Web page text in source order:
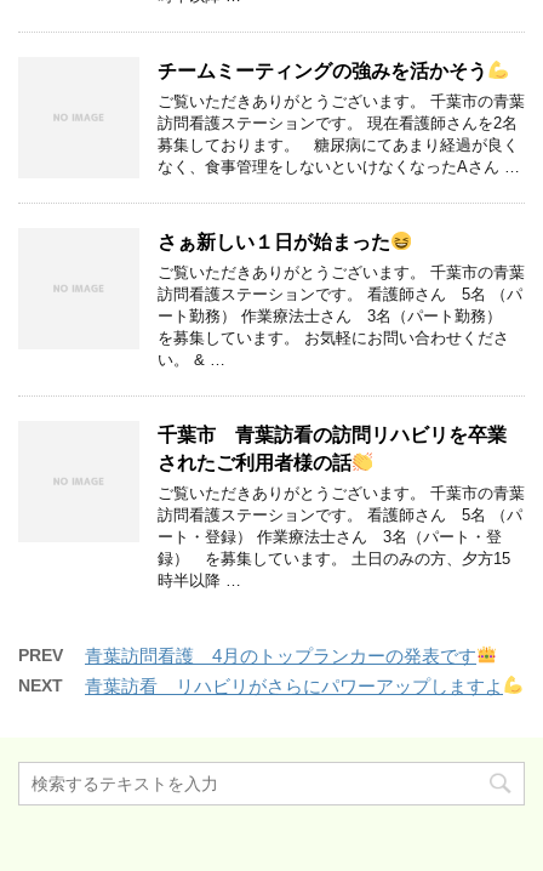
チームミーティングの強みを活かそう
ご覧いただきありがとうございます。 千葉市の青葉
訪問看護ステーションです。 現在看護師さんを2名
募集しております。 糖尿病にてあまり経過が良く
なく、食事管理をしないといけなくなったAさん …
さぁ新しい１日が始まった
ご覧いただきありがとうございます。 千葉市の青葉
訪問看護ステーションです。 看護師さん 5名 （パ
ート勤務） 作業療法士さん 3名（パート勤務）
を募集しています。 お気軽にお問い合わせくださ
い。 & …
千葉市 青葉訪看の訪問リハビリを卒業
されたご利用者様の話
ご覧いただきありがとうございます。 千葉市の青葉
訪問看護ステーションです。 看護師さん 5名 （パ
ート・登録） 作業療法士さん 3名（パート・登
録） を募集しています。 土日のみの方、夕方15
時半以降 …
PREV 青葉訪問看護 4月のトップランカーの発表です
NEXT 青葉訪看 リハビリがさらにパワーアップしますよ